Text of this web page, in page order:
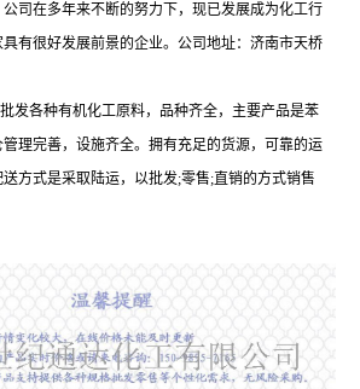
司在多年来不断的努力下，现已发展成为化工行
有很好发展前景的企业。公司地址：济南市天桥
发各种有机化工原料，品种齐全，主要产品是苯
理完善，设施齐全。拥有充足的货源，可靠的运
方式是采取陆运，以批发;零售;直销的方式销售